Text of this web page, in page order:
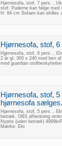
Hjørnesofa, stof, 7 pers. ,
stof. Puderne kan følge med
H: 84 cm Sofaen kan skilles
Hjørnesofa, stof,
Hjørnesofa, stof, 6 pers. ,
2 år gl. 300 x 240 med ben
med guardian
Hjørnesofa, stof,
hjørnesofa
Hjørnesofa, stof, 5 pers. ,
betræk. OBS afhentning
Nypris (uden betræk)
Mærke: Ekt